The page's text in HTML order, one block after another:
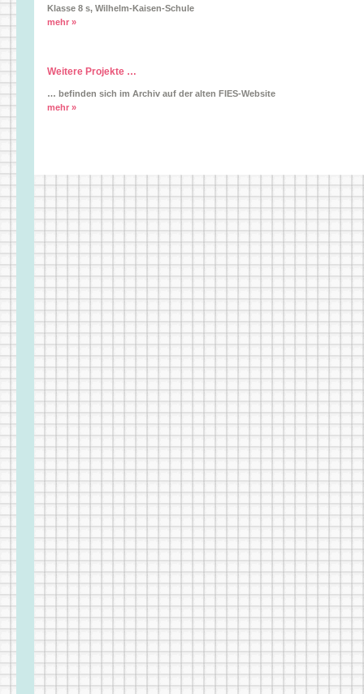
Klasse 8 s, Wilhelm-Kaisen-Schule
mehr »
Weitere Projekte …
… befinden sich im Archiv auf der alten FIES-Website
mehr »